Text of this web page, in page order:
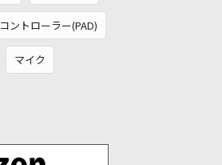
コントローラー(PAD)
マイク